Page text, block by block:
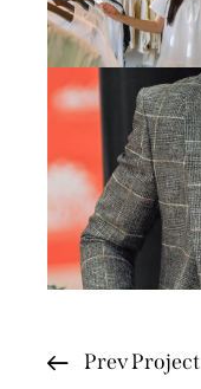
Prev Project